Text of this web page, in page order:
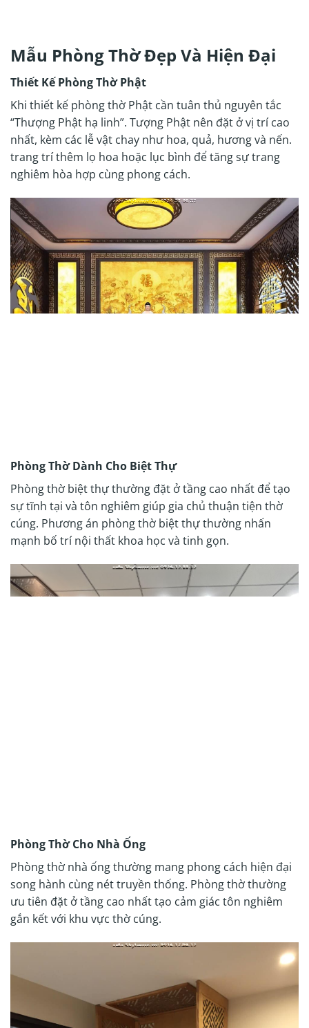
Mẫu Phòng Thờ Đẹp Và Hiện Đại
Thiết Kế Phòng Thờ Phật
Khi thiết kế phòng thờ Phật cần tuân thủ nguyên tắc
“Thượng Phật hạ linh”. Tượng Phật nên đặt ở vị trí cao
nhất, kèm các lễ vật chay như hoa, quả, hương và nến.
trang trí thêm lọ hoa hoặc lục bình để tăng sự trang
nghiêm hòa hợp cùng phong cách.
Phòng Thờ Dành Cho Biệt Thự
Phòng thờ biệt thự thường đặt ở tầng cao nhất để tạo
sự tĩnh tại và tôn nghiêm giúp gia chủ thuận tiện thờ
cúng. Phương án phòng thờ biệt thự thường nhấn
mạnh bố trí nội thất khoa học và tinh gọn.
Phòng Thờ Cho Nhà Ống
Phòng thờ nhà ống thường mang phong cách hiện đại
song hành cùng nét truyền thống. Phòng thờ thường
ưu tiên đặt ở tầng cao nhất tạo cảm giác tôn nghiêm
gắn kết với khu vực thờ cúng.